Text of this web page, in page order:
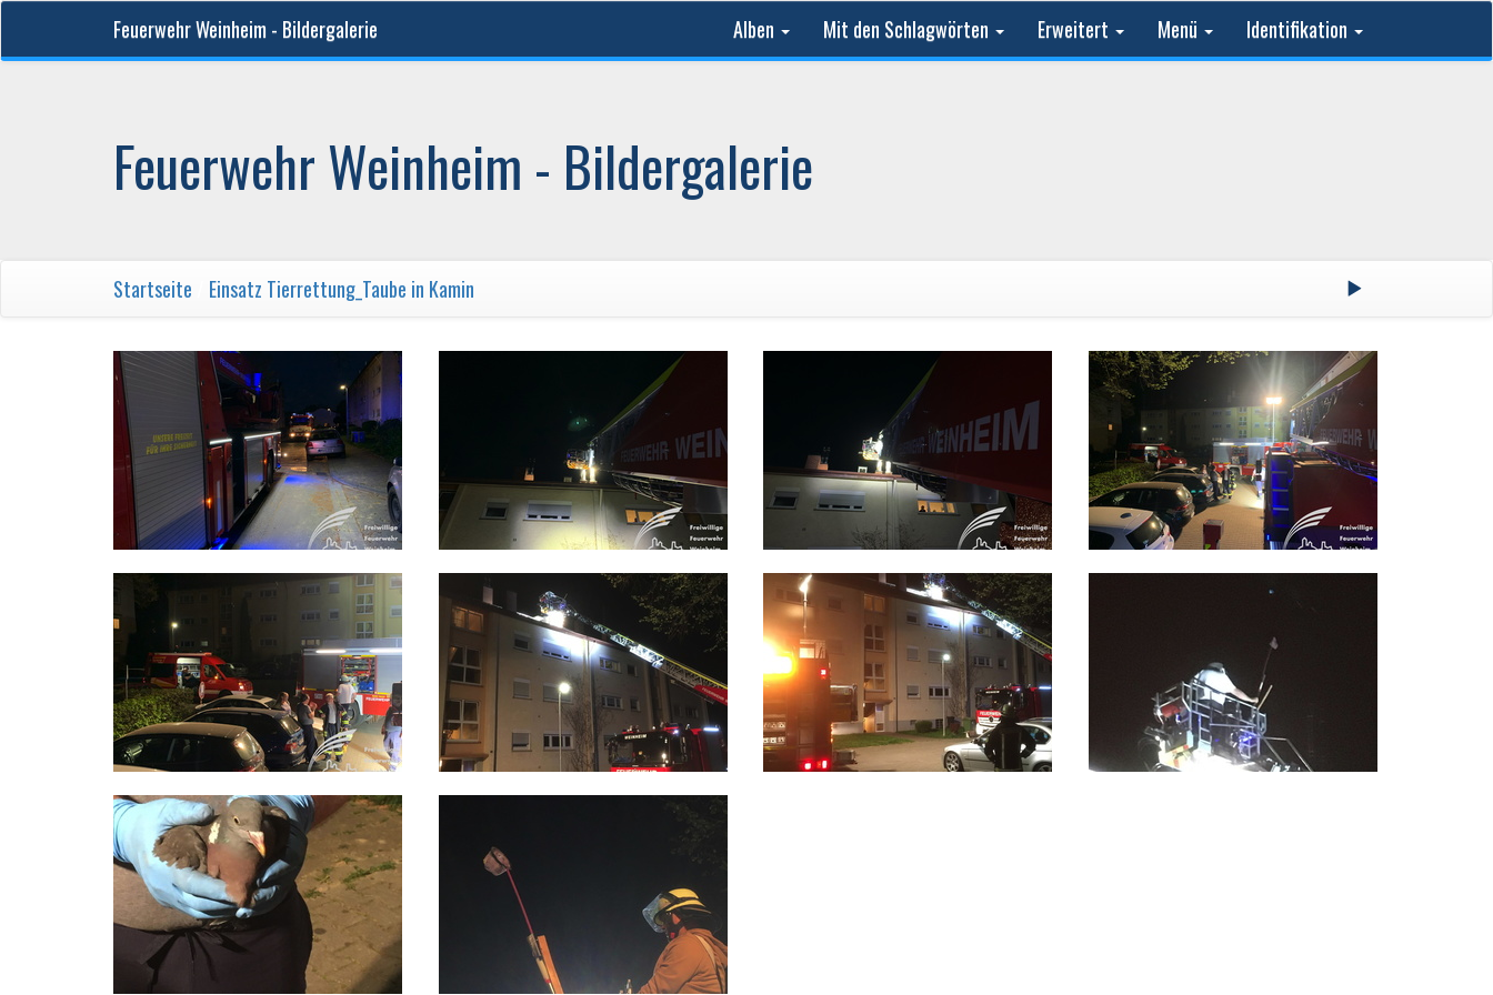
Feuerwehr Weinheim - Bildergalerie Alben Mit den Schlagwörten Erweitert Menü Identifikation
Feuerwehr Weinheim - Bildergalerie
Startseite Einsatz Tierrettung_Taube in Kamin